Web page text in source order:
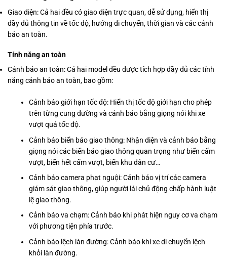
Giao diện: Cả hai đều có giao diện trực quan, dễ sử dụng, hiển thị
đầy đủ thông tin về tốc độ, hướng di chuyển, thời gian và các cảnh
báo an toàn.
Tính năng an toàn
Cảnh báo an toàn: Cả hai model đều được tích hợp đầy đủ các tính
năng cảnh báo an toàn, bao gồm:
Cảnh báo giới hạn tốc độ: Hiển thị tốc độ giới hạn cho phép
trên từng cung đường và cảnh báo bằng giọng nói khi xe
vượt quá tốc độ.
Cảnh báo biển báo giao thông: Nhận diện và cảnh báo bằng
giọng nói các biển báo giao thông quan trọng như biển cấm
vượt, biển hết cấm vượt, biển khu dân cư…
Cảnh báo camera phạt nguội: Cảnh báo vị trí các camera
giám sát giao thông, giúp người lái chủ động chấp hành luật
lệ giao thông.
Cảnh báo va chạm: Cảnh báo khi phát hiện nguy cơ va chạm
với phương tiện phía trước.
Cảnh báo lệch làn đường: Cảnh báo khi xe di chuyển lệch
khỏi làn đường.